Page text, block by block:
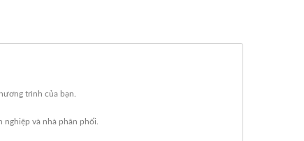
trình của bạn.
và nhà phân phối.